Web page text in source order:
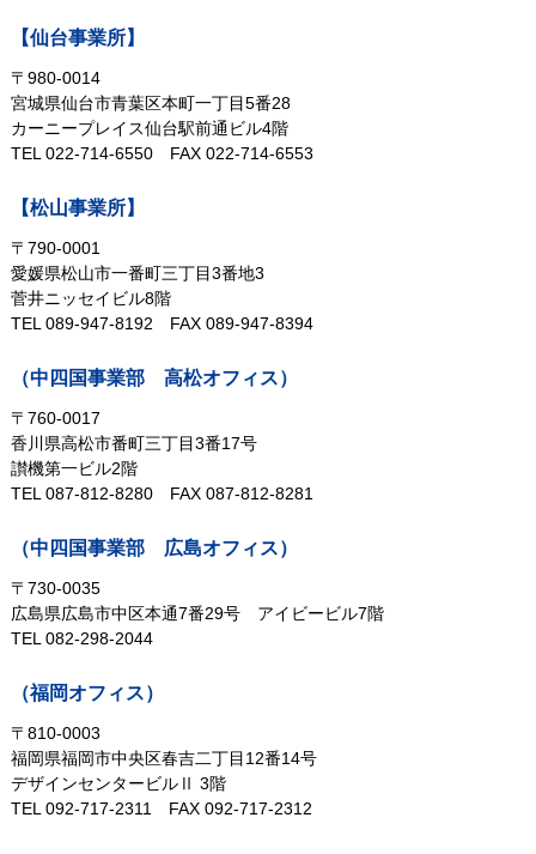
【松山事業所】
〒790-0001
愛媛県松山市一番町三丁目3番地3
菅井ニッセイビル8階
TEL 089-947-8192 FAX 089-947-8394
（中四国事業部 高松オフィス）
〒760-0017
香川県高松市番町三丁目3番17号
讃機第一ビル2階
TEL 087-812-8280 FAX 087-812-8281
（中四国事業部 広島オフィス）
〒730-0035
広島県広島市中区本通7番29号 アイビービル7階
TEL 082-298-2044
（福岡オフィス）
〒810-0003
福岡県福岡市中央区春吉二丁目12番14号
デザインセンタービルⅡ 3階
TEL 092-717-2311 FAX 092-717-2312
【仙台事業所】
〒980-0014
宮城県仙台市青葉区本町一丁目5番28
カーニープレイス仙台駅前通ビル4階
TEL 022-714-6550 FAX 022-714-6553